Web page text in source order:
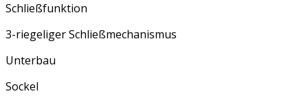
Schließfunktion
3-riegeliger Schließmechanismus
Unterbau
Sockel